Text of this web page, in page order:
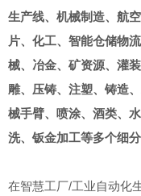
生产线、机械制造、 航
片、化工、智能仓储物流
械、冶金、矿资源、 灌
雕、压铸、注塑、铸造、
械手臂、喷涂、酒类、
洗、钣金加工等多个细分
在智慧工厂/工业自动化